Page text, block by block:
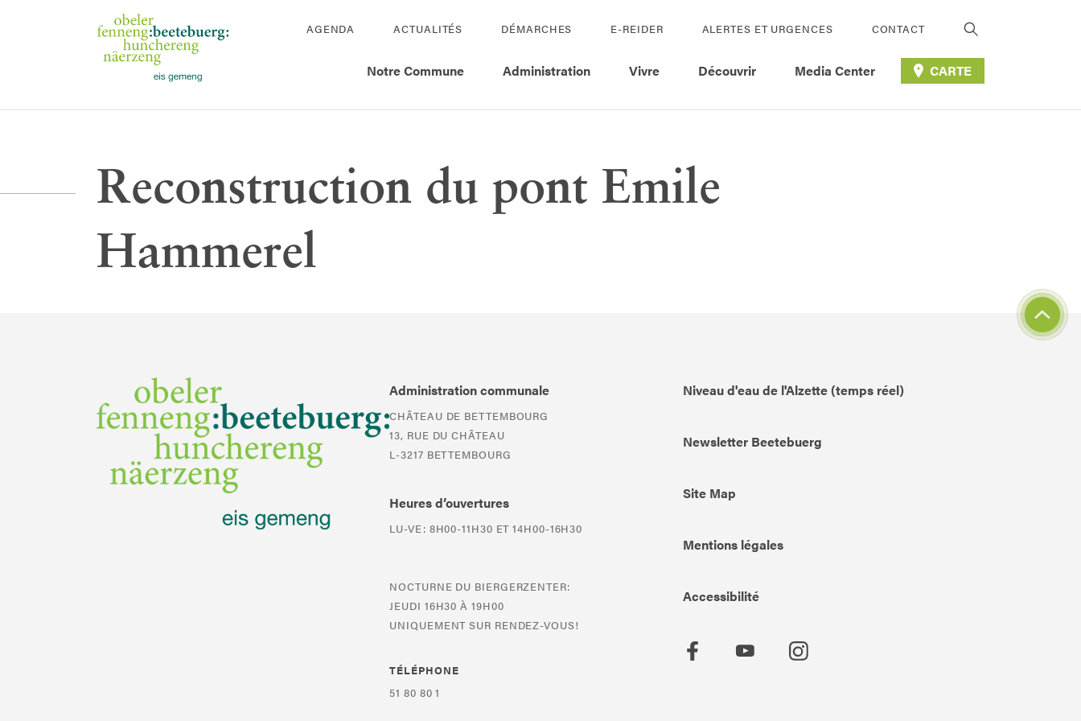
AGENDA ACTUALITÉS DÉMARCHES E-REIDER ALERTES ET URGENCES CONTACT
Notre Commune Administration Vivre Découvrir Media Center CARTE
Reconstruction du pont Emile
Hammerel
Administration communale
CHÂTEAU DE BETTEMBOURG
13, RUE DU CHÂTEAU
L-3217 BETTEMBOURG
Heures d’ouvertures
LU-VE: 8H00-11H30 ET 14H00-16H30
NOCTURNE DU BIERGERZENTER:
JEUDI 16H30 À 19H00
UNIQUEMENT SUR RENDEZ-VOUS!
TÉLÉPHONE
51 80 80 1
Niveau d'eau de l'Alzette (temps réel)
Newsletter Beetebuerg
Site Map
Mentions légales
Accessibilité